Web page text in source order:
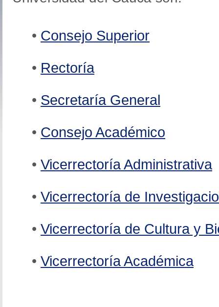
• Consejo Superior
• Rectoría
• Secretaría General
• Consejo Académico
• Vicerrectoría Administrativa
• Vicerrectoría de
• Vicerrectoría de Cultura y
• Vicerrectoría Académica